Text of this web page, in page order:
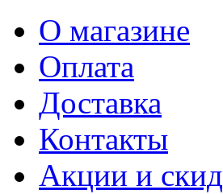
О магазине
Оплата
Доставка
Контакты
Акции и